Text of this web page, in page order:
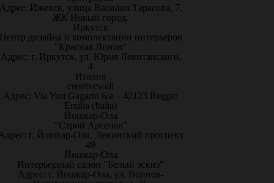
Ижевск, улица Василия Тарасова, 7,
ЖК Новый город.
Иркутск
дизайна и комплектации интерьеров
"Красная Линия"
Адрес: г. Иркутск, ул. Юрия Левитанского,
4
Италия
creativewall
Адрес: Via Yuri Gagarin 6/a – 42123 Reggio
Emilia (Italia)
Йошкар-Ола
"Строй Арсенал"
г. Йошкар-Ола, Ленинский проспект
49
Йошкар-Ола
Интерьерный салон "Белый эскиз"
Адрес: г. Йошкар-Ола, ул. Воинов-